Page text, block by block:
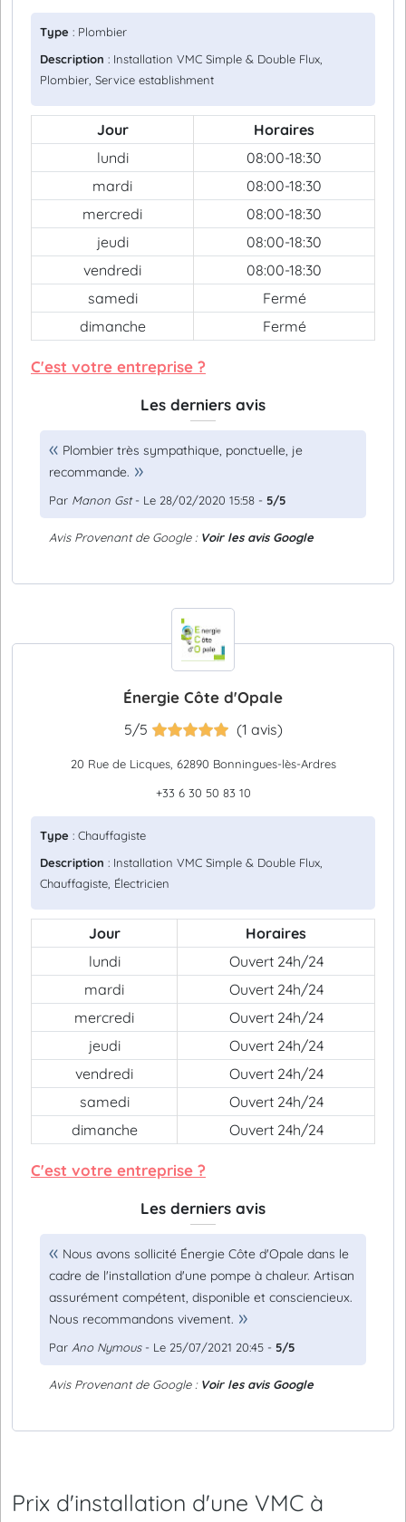
Type : Plombier
Description : Installation VMC Simple & Double Flux,
Plombier, Service establishment
Jour
Horaires
lundi
08:00-18:30
mardi
08:00-18:30
mercredi
08:00-18:30
jeudi
08:00-18:30
vendredi
08:00-18:30
samedi
Fermé
dimanche
Fermé
C'est votre entreprise ?
Les derniers avis
Plombier très sympathique, ponctuelle, je
recommande.
Par Manon Gst- Le 28/02/2020 15:58 - 5/5
Avis Provenant de Google : Voir les avis Google
Énergie Côte d'Opale
5/5 (1 avis)
20 Rue de Licques, 62890 Bonningues-lès-Ardres
+33 6 30 50 83 10
Type : Chauffagiste
Description : Installation VMC Simple & Double Flux,
Chauffagiste, Électricien
Jour
Horaires
lundi
Ouvert 24h/24
mardi
Ouvert 24h/24
mercredi
Ouvert 24h/24
jeudi
Ouvert 24h/24
vendredi
Ouvert 24h/24
samedi
Ouvert 24h/24
dimanche
Ouvert 24h/24
C'est votre entreprise ?
Les derniers avis
Nous avons sollicité Énergie Côte d'Opale dans le
cadre de l'installation d'une pompe à chaleur. Artisan
assurément compétent, disponible et consciencieux.
Nous recommandons vivement.
Par Ano Nymous- Le 25/07/2021 20:45 - 5/5
Avis Provenant de Google : Voir les avis Google
Prix d'installation d'une VMC à